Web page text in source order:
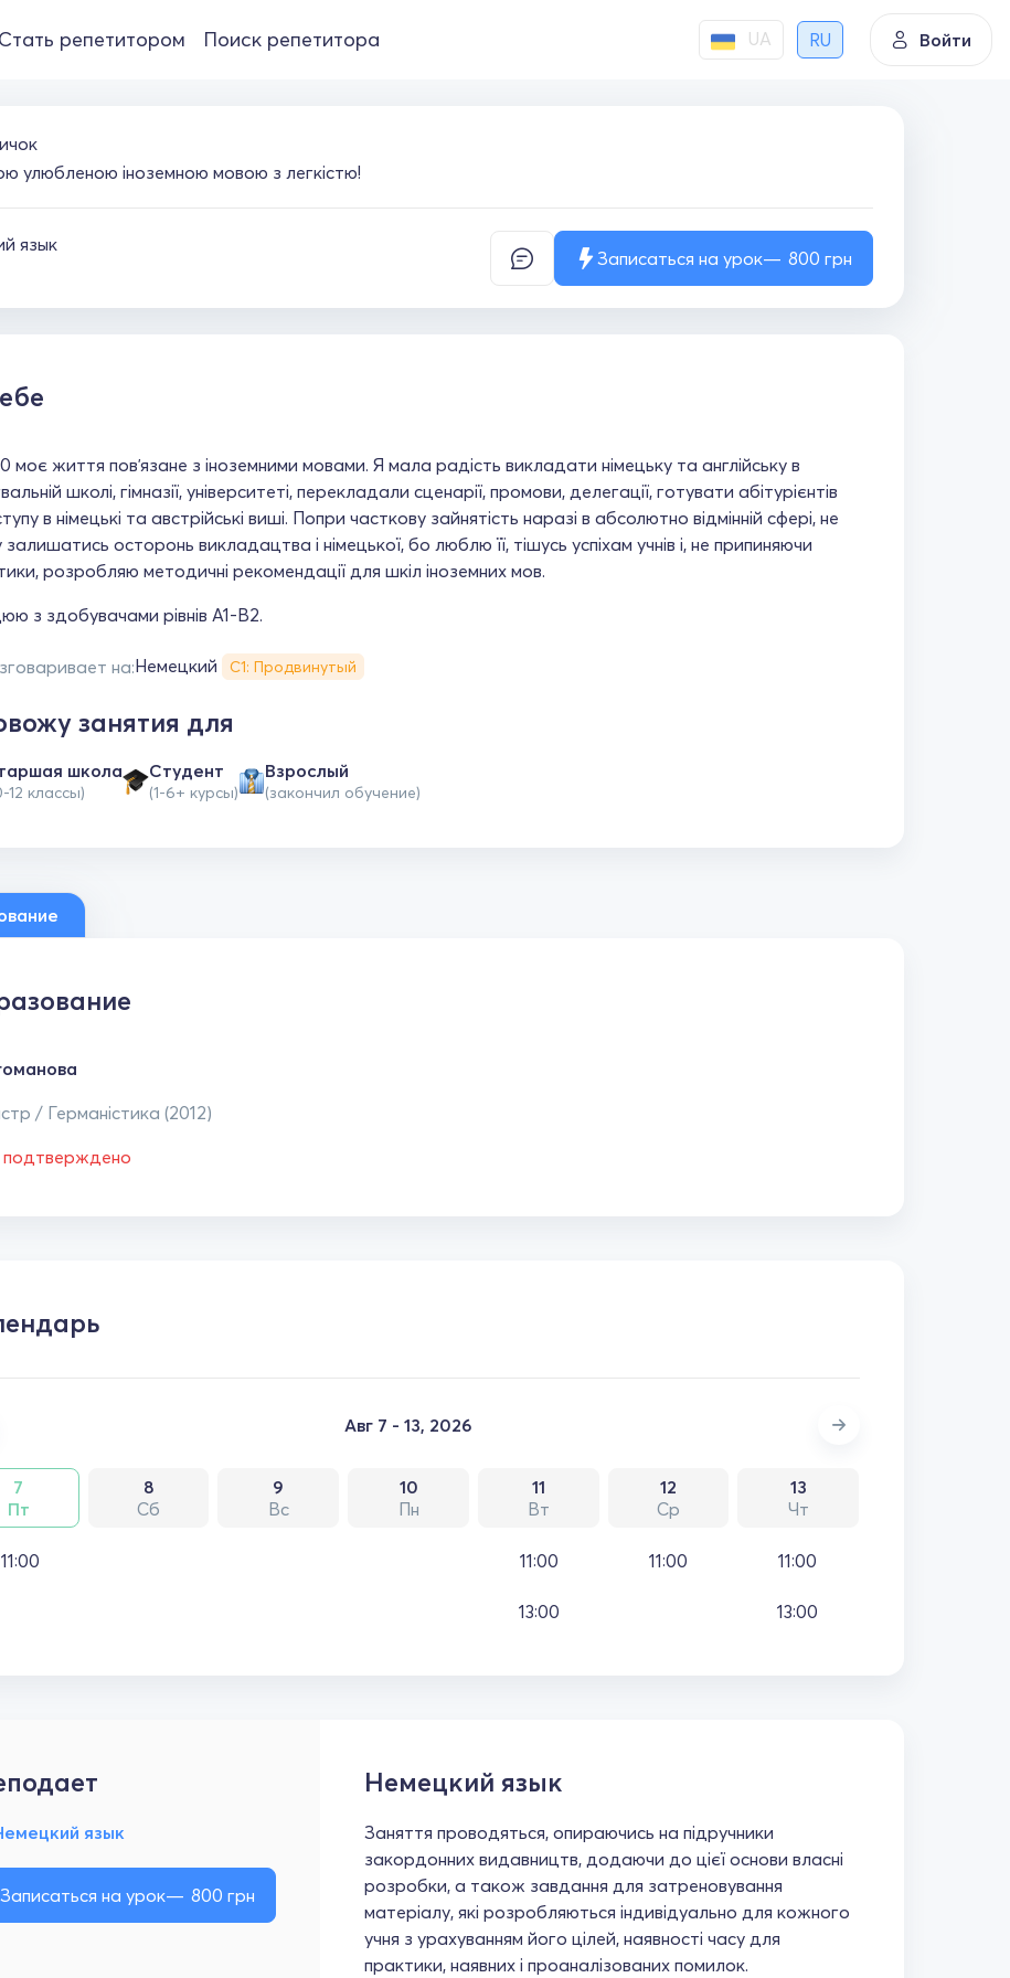
Стать репетитором Поиск репетитора UA RU Войти
улюбленою іноземною мовою з легкістю!
язык
Записаться на урок 800 грн
моє життя повʼязане з іноземними мовами. Я мала радість викладати німецьку та англійську в
школі, гімназії, університеті, перекладали сценарії, промови, делегації, готувати абітурієнтів
в німецькі та австрійські виші. Попри часткову зайнятість наразі в абсолютно відмінній сфері, не
осторонь викладацтва і німецької, бо люблю її, тішусь успіхам учнів і, не припиняючи
розробляю методичні рекомендації для шкіл іноземних мов.
з здобувачами рівнів А1-В2.
на:Немецкий С1: Продвинутый
занятия для
школа
12 классы)
Студент
(1-6+ курсы)
Взрослый
(закончил обучение)
/ Германістика (2012)
подтверждено
Авг 7 - 13, 2026
7
Пт
8
Сб
9
Вс
10
Пн
11
Вт
12
Ср
13
Чт
11:00 11:00
13:00
11:00 11:00
13:00
язык
Записаться на урок 800 грн
Немецкий язык
Заняття проводяться, опираючись на підручники
закордонних видавництв, додаючи до цієї основи власні
розробки, а також завдання для затреновування
матеріалу, які розробляються індивідуально для кожного
учня з урахуванням його цілей, наявності часу для
практики, наявних і проаналізованих помилок.